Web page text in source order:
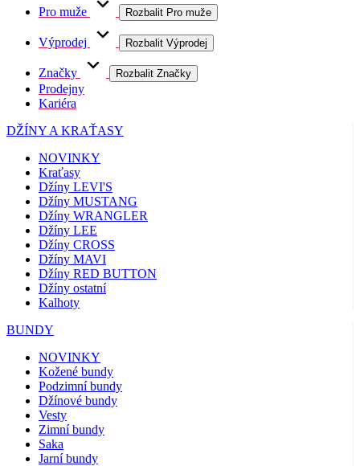
Pro muže Rozbalit Pro muže
Výprodej Rozbalit Výprodej
Značky Rozbalit Značky
Prodejny
Kariéra
DŽÍNY A KRAŤASY
NOVINKY
Kraťasy
Džíny LEVI'S
Džíny MUSTANG
Džíny WRANGLER
Džíny LEE
Džíny CROSS
Džíny MAVI
Džíny RED BUTTON
Džíny ostatní
Kalhoty
BUNDY
NOVINKY
Kožené bundy
Podzimní bundy
Džínové bundy
Vesty
Zimní bundy
Saka
Jarní bundy